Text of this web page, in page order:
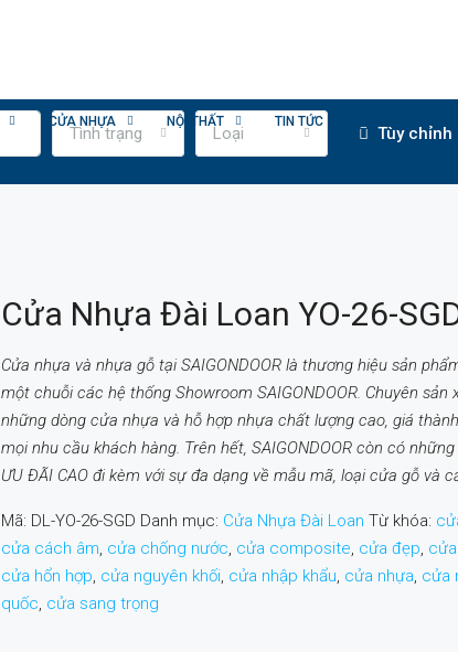
CỬA NHỰA NỘI THẤT TIN TỨC
Tình trạng Loại Tùy chỉnh
Cửa Nhựa Đài Loan YO-26-
Cửa nhựa và nhựa gỗ tại SAIGONDOOR là thương hiệu sản
một chuỗi các hệ thống Showroom SAIGONDOOR. Chuyên sản
những dòng cửa nhựa và hỗ hợp nhựa chất lượng cao, giá
mọi nhu cầu khách hàng. Trên hết, SAIGONDOOR còn có
ƯU ĐÃI CAO đi kèm với sự đa dạng về mẫu mã, loại cửa gỗ và
Mã: DL-YO-26-SGD Danh mục: Cửa Nhựa Đài Loan Từ khóa:
cửa cách âm, cửa chống nước, cửa composite, cửa đẹp,
cửa hổn hợp, cửa nguyên khối, cửa nhập khẩu, cửa nhựa, cửa
quốc, cửa sang trọng